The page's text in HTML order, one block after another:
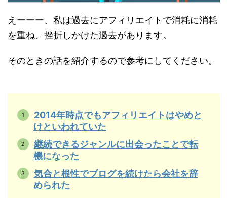
えーーー、私は過去にアフィリエイトで消耗に消耗
を重ね、挫折しかけた過去があります。
そのときの話を紹介するので参考にしてください。
2014年時点でもアフィリエイトはやめと
けといわれていた
継続できるジャンルに出会ったことで転
機になった
気合と根性でブログを続けたら会社を辞
められた